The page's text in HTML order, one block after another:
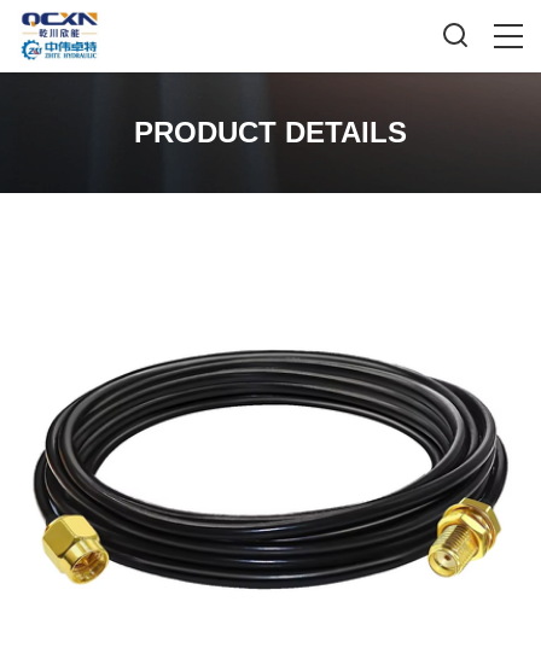
PRODUCT DETAILS